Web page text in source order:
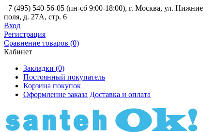
+7 (495) 540-56-05 (пн-сб 9:00-18:00), г. Москва, ул. Нижние
поля, д. 27А, стр. 6
Вход |
Регистрация
Сравнение товаров (0)
Кабинет
Закладки (0)
Постоянный покупатель
Корзина покупок
Оформление заказа Доставка и оплата